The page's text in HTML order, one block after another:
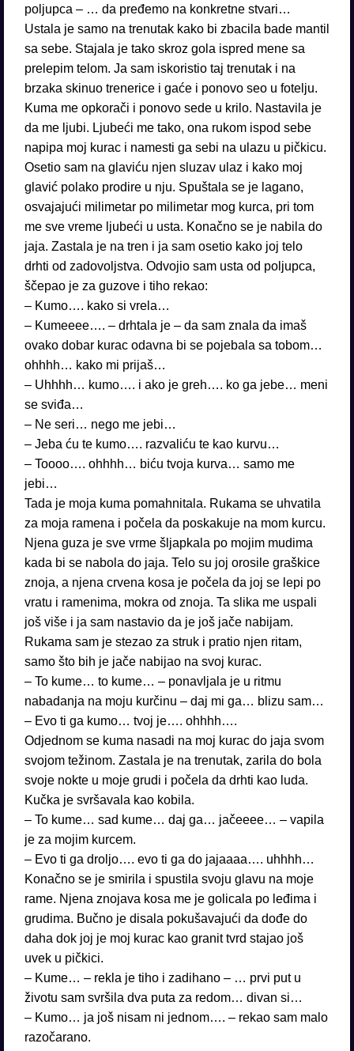
poljupca – … da pređemo na konkretne stvari…
Ustala je samo na trenutak kako bi zbacila bade mantil
sa sebe. Stajala je tako skroz gola ispred mene sa
prelepim telom. Ja sam iskoristio taj trenutak i na
brzaka skinuo trenerice i gaće i ponovo seo u fotelju.
Kuma me opkorači i ponovo sede u krilo. Nastavila je
da me ljubi. Ljubeći me tako, ona rukom ispod sebe
napipa moj kurac i namesti ga sebi na ulazu u pičkicu.
Osetio sam na glaviću njen sluzav ulaz i kako moj
glavić polako prodire u nju. Spuštala se je lagano,
osvajajući milimetar po milimetar mog kurca, pri tom
me sve vreme ljubeći u usta. Konačno se je nabila do
jaja. Zastala je na tren i ja sam osetio kako joj telo
drhti od zadovoljstva. Odvojio sam usta od poljupca,
ščepao je za guzove i tiho rekao:
– Kumo…. kako si vrela…
– Kumeeee…. – drhtala je – da sam znala da imaš
ovako dobar kurac odavna bi se pojebala sa tobom…
ohhhh… kako mi prijaš…
– Uhhhh… kumo…. i ako je greh…. ko ga jebe… meni
se sviđa…
– Ne seri… nego me jebi…
– Jeba ću te kumo…. razvaliću te kao kurvu…
– Toooo…. ohhhh… biću tvoja kurva… samo me
jebi…
Tada je moja kuma pomahnitala. Rukama se uhvatila
za moja ramena i počela da poskakuje na mom kurcu.
Njena guza je sve vrme šljapkala po mojim mudima
kada bi se nabola do jaja. Telo su joj orosile graškice
znoja, a njena crvena kosa je počela da joj se lepi po
vratu i ramenima, mokra od znoja. Ta slika me uspali
još više i ja sam nastavio da je još jače nabijam.
Rukama sam je stezao za struk i pratio njen ritam,
samo što bih je jače nabijao na svoj kurac.
– To kume… to kume… – ponavljala je u ritmu
nabadanja na moju kurčinu – daj mi ga… blizu sam…
– Evo ti ga kumo… tvoj je…. ohhhh….
Odjednom se kuma nasadi na moj kurac do jaja svom
svojom težinom. Zastala je na trenutak, zarila do bola
svoje nokte u moje grudi i počela da drhti kao luda.
Kučka je svršavala kao kobila.
– To kume… sad kume… daj ga… jačeeee… – vapila
je za mojim kurcem.
– Evo ti ga droljo…. evo ti ga do jajaaaa…. uhhhh…
Konačno se je smirila i spustila svoju glavu na moje
rame. Njena znojava kosa me je golicala po leđima i
grudima. Bučno je disala pokušavajući da dođe do
daha dok joj je moj kurac kao granit tvrd stajao još
uvek u pičkici.
– Kume… – rekla je tiho i zadihano – … prvi put u
životu sam svršila dva puta za redom… divan si…
– Kumo… ja još nisam ni jednom…. – rekao sam malo
razočarano.